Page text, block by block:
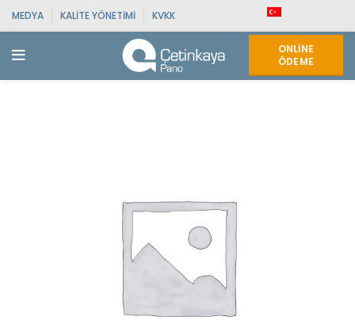
MEDYA KALITE YÖNETIMI KVKK
ONLINE
ÖDEME